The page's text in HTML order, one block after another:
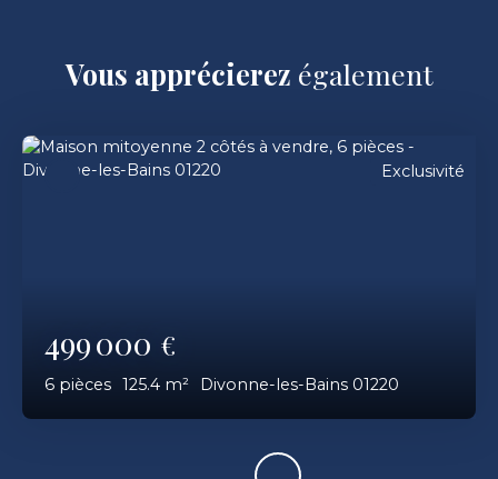
Vous apprécierez également
499 000 €
6 pièces 125.4 m² Divonne-les-Bains 01220
Exclusivité